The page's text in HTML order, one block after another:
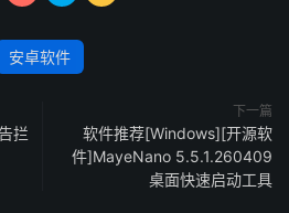
安卓软件
拦
下一篇
软件推荐[Windows][开源软
件]MayeNano 5.5.1.260409
桌面快速启动工具